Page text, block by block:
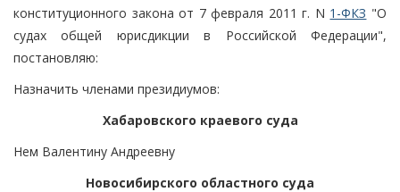
конституционного закона от 7 февраля 2011 г. N 1-ФКЗ "О
судах общей юрисдикции в Российской Федерации",
постановляю:
Назначить членами президиумов:
Хабаровского краевого суда
Нем Валентину Андреевну
Новосибирского областного суда